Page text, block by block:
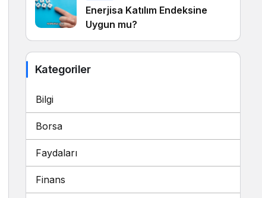
Enerjisa Katılım Endeksine
Uygun mu?
Kategoriler
Bilgi
Borsa
Faydaları
Finans